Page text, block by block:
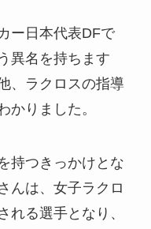
ー日本代表DFで
異名を持ちます
、ラクロスの指導
かりました。
持つきっかけとな
んは、女子ラクロ
れる選手となり、